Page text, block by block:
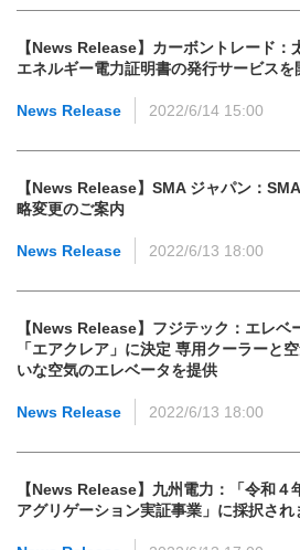
【News Release】カーボントレード
エネルギー電力証明書の発行サービスを
News Release 2022/6/14 15:00
【News Release】SMA ジャパン：
略変更のご案内
News Release 2022/6/13 18:00
【News Release】フジテック：エレベ
「エアクレア」に決定 専用クーラーと
いな空気のエレベータを提供
News Release 2022/6/13 18:00
【News Release】九州電力：「令和４
アグリゲーション実証事業」に採択され